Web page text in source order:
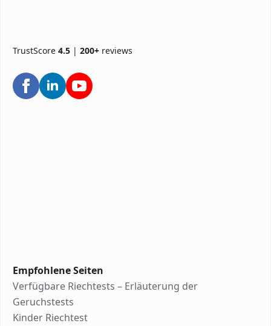
TrustScore 4.5 | 200+ reviews
Empfohlene Seiten
Verfügbare Riechtests – Erläuterung der
Geruchstests
Kinder Riechtest